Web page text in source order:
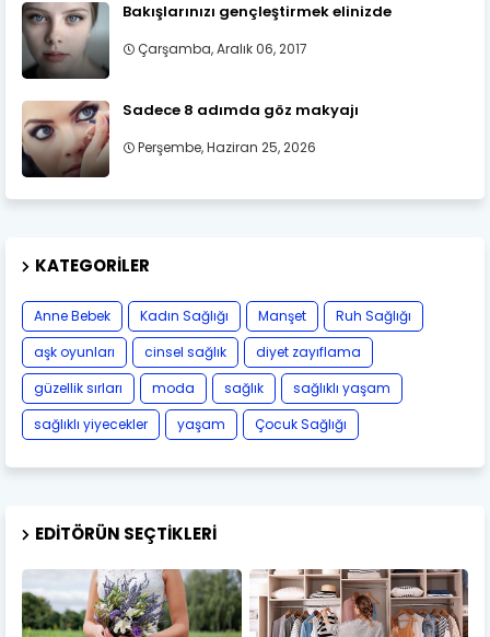
Bakışlarınızı gençleştirmek elinizde
Çarşamba, Aralık 06, 2017
Sadece 8 adımda göz makyajı
Perşembe, Haziran 25, 2026
KATEGORILER
Anne Bebek Kadın Sağlığı Manşet
Ruh Sağlığı
aşk oyunları
cinsel sağlık
diyet zayıflama
güzellik sırları
moda sağlık
sağlıklı yaşam
sağlıklı yiyecekler
yaşam Çocuk Sağlığı
EDITÖRÜN SEÇTIKLERI